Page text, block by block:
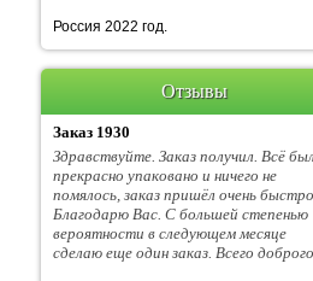
Россия 2022 год.
Отзывы
Заказ 1930
Здравствуйте. Заказ получил. Всё
прекрасно упаковано и ничего не
помялось, заказ пришёл очень
Благодарю Вас. С большей степенью
вероятности в следующем месяце
сделаю еще один заказ. Всего